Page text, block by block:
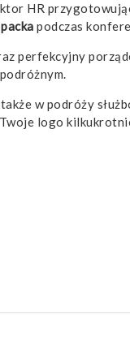
HR
podczas
perfekcyjny
w podróży
logo